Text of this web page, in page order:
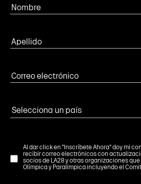
Al dar click en "Inscríbete Ahora" doy mi
recibir correo electrónicos con
socios de LA28 y otras organizaciones
Olímpica y Paralímpica incluyendo el